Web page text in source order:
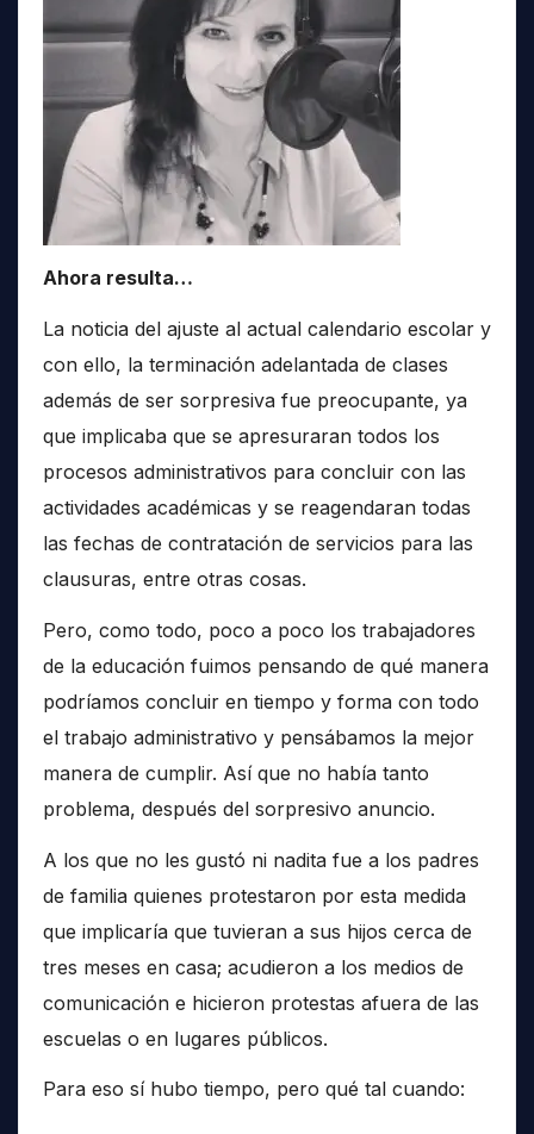
Ahora resulta…
La noticia del ajuste al actual calendario escolar y
con ello, la terminación adelantada de clases
además de ser sorpresiva fue preocupante, ya
que implicaba que se apresuraran todos los
procesos administrativos para concluir con las
actividades académicas y se reagendaran todas
las fechas de contratación de servicios para las
clausuras, entre otras cosas.
Pero, como todo, poco a poco los trabajadores
de la educación fuimos pensando de qué manera
podríamos concluir en tiempo y forma con todo
el trabajo administrativo y pensábamos la mejor
manera de cumplir. Así que no había tanto
problema, después del sorpresivo anuncio.
A los que no les gustó ni nadita fue a los padres
de familia quienes protestaron por esta medida
que implicaría que tuvieran a sus hijos cerca de
tres meses en casa; acudieron a los medios de
comunicación e hicieron protestas afuera de las
escuelas o en lugares públicos.
Para eso sí hubo tiempo, pero qué tal cuando: